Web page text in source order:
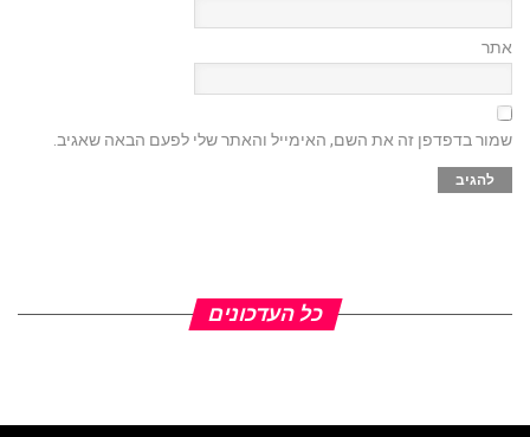
אתר
שמור בדפדפן זה את השם, האימייל והאתר שלי לפעם הבאה שאגיב.
כל העדכונים